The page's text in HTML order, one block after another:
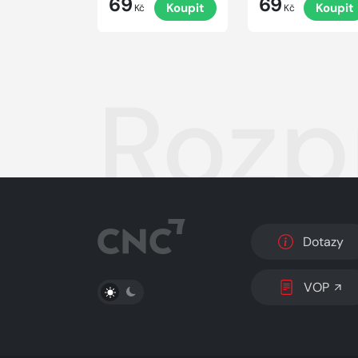
Kč Koupit Kč Koupit
PŘEPNOUT SVĚTLÝ/TMAVÝ REŽIM
Dotazy
VOP